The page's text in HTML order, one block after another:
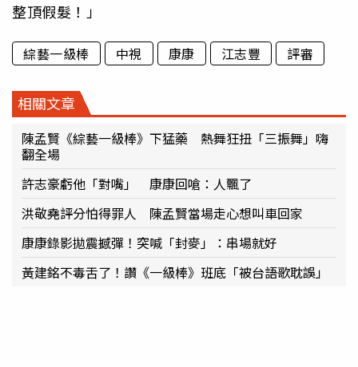
整頂假髮！」
綜藝一級棒 中視 康康 江志豐 評審
相關文章
陳孟賢《綜藝一級棒》下猛藥 熱舞狂扭「三振舞」嗨
翻全場
許志豪虧他「對嘴」 康康回嗆：人飄了
洪敬堯評分怕得罪人 陳孟賢當場走心想叫車回家
康康錄影拋震撼彈！突喊「封麥」：串場就好
黃建銘不毒舌了！讚《一級棒》班底「被台語歌耽誤」